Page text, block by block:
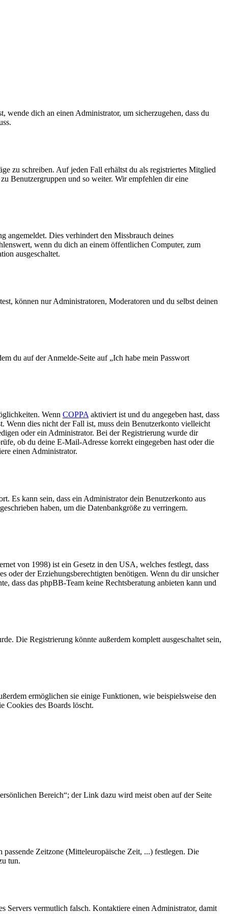
dich an einen Administrator, um sicherzugehen, dass du
zu schreiben. Auf jeden Fall erhältst du als registriertes Mitglied
Benutzergruppen und so weiter. Wir empfehlen dir eine
angemeldet. Dies verhindert den Missbrauch deines
wenn du dich an einem öffentlichen Computer, zum
ausgeschaltet.
können nur Administratoren, Moderatoren und du selbst deinen
du auf der Anmelde-Seite auf „Ich habe mein Passwort
Wenn COPPA aktiviert ist und du angegeben hast, dass
Wenn dies nicht der Fall ist, muss dein Benutzerkonto vielleicht
oder ein Administrator. Bei der Registrierung wurde dir
ob du deine E-Mail-Adresse korrekt eingegeben hast oder die
einen Administrator.
Es kann sein, dass ein Administrator dein Benutzerkonto aus
haben, um die Datenbankgröße zu verringern.
von 1998) ist ein Gesetz in den USA, welches festlegt, dass
oder der Erziehungsberechtigten benötigen. Wenn du dir unsicher
dass das phpBB-Team keine Rechtsberatung anbieten kann und
Die Registrierung könnte außerdem komplett ausgeschaltet sein,
ermöglichen sie einige Funktionen, wie beispielsweise den
Cookies des Boards löscht.
Bereich“; der Link dazu wird meist oben auf der Seite
Zeitzone (Mitteleuropäische Zeit, ...) festlegen. Die
tun.
Servers vermutlich falsch. Kontaktiere einen Administrator, damit